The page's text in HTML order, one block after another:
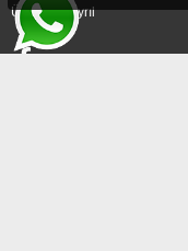
Üyelikten ayrıl